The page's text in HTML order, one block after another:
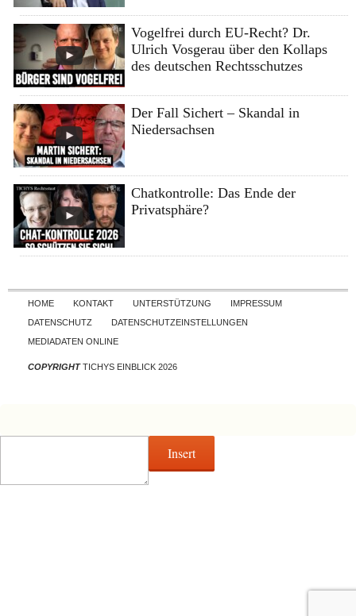
Vogelfrei durch EU-Recht? Dr.
Ulrich Vosgerau über den Kollaps
des deutschen Rechtsschutzes
Der Fall Sichert – Skandal in
Niedersachsen
Chatkontrolle: Das Ende der
Privatsphäre?
Skip to content
HOME KONTAKT UNTERSTÜTZUNG
IMPRESSUM
DATENSCHUTZ
DATENSCHUTZEINSTELLUNGEN
MEDIADATEN ONLINE
COPYRIGHTTICHYS EINBLICK 2026
Insert